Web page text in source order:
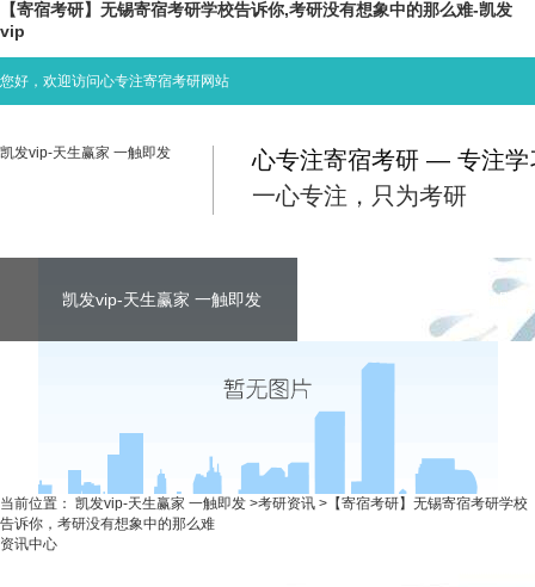
【寄宿考研】无锡寄宿考研学校告诉你,考研没有想象中的那么难-凯发
vip
您好，欢迎访问心专注寄宿考研网站
凯发vip-天生赢家 一触即发
心专注寄宿考研 — 专注学
一心专注，只为考研
凯发vip-天生赢家 一触即发 凯发vip-天生赢家 一触即发
凯发vip-天生赢家 一触即发 考研资讯
当前位置： 凯发vip-天生赢家 一触即发 >考研资讯 > 【寄宿考研】无锡寄宿考研学校
告诉你，考研没有想象中的那么难
资讯中心